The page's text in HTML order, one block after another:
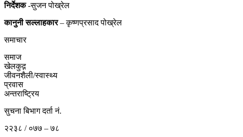
निर्देशक-सुजन पोख्रेल
कानुनी सल्लाहकार– कृष्णप्रसाद पोख्रेल
समाचार
समाज
खेलकुद़़
जीवनशैली/स्वास्थ्य
प्रवास
अन्तराष्ट्रिय
सुचना बिभाग दर्ता नं.
२२३८ / ०७७ – ७८